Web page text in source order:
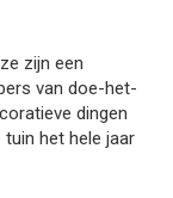
zijn een
van doe-het-
dingen
het hele jaar